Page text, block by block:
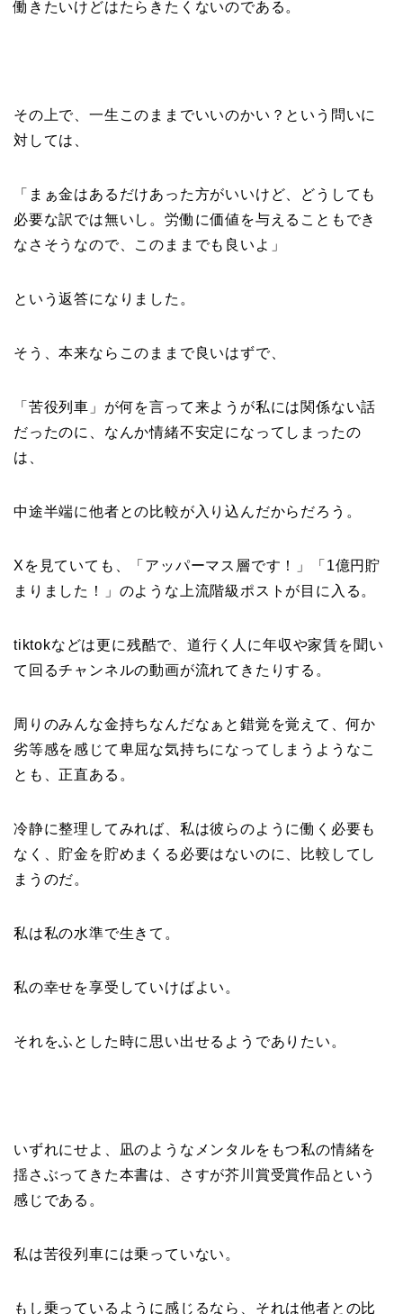
働きたいけどはたらきたくないのである。
その上で、一生このままでいいのかい？という問いに
対しては、
「まぁ金はあるだけあった方がいいけど、どうしても
必要な訳では無いし。労働に価値を与えることもでき
なさそうなので、このままでも良いよ」
という返答になりました。
そう、本来ならこのままで良いはずで、
「苦役列車」が何を言って来ようが私には関係ない話
だったのに、なんか情緒不安定になってしまったの
は、
中途半端に他者との比較が入り込んだからだろう。
Xを見ていても、「アッパーマス層です！」「1億円貯
まりました！」のような上流階級ポストが目に入る。
tiktokなどは更に残酷で、道行く人に年収や家賃を聞い
て回るチャンネルの動画が流れてきたりする。
周りのみんな金持ちなんだなぁと錯覚を覚えて、何か
劣等感を感じて卑屈な気持ちになってしまうようなこ
とも、正直ある。
冷静に整理してみれば、私は彼らのように働く必要も
なく、貯金を貯めまくる必要はないのに、比較してし
まうのだ。
私は私の水準で生きて。
私の幸せを享受していけばよい。
それをふとした時に思い出せるようでありたい。
いずれにせよ、凪のようなメンタルをもつ私の情緒を
揺さぶってきた本書は、さすが芥川賞受賞作品という
感じである。
私は苦役列車には乗っていない。
もし乗っているように感じるなら、それは他者との比